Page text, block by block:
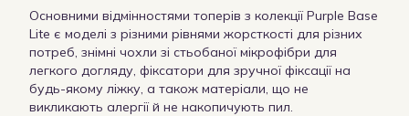
Основними відмінностями топерів з колекції Purple Base
Lite є моделі з різними рівнями жорсткості для різних
потреб, знімні чохли зі стьобаної мікрофібри для
легкого догляду, фіксатори для зручної фіксації на
будь-якому ліжку, а також матеріали, що не
викликають алергії й не накопичують пил.